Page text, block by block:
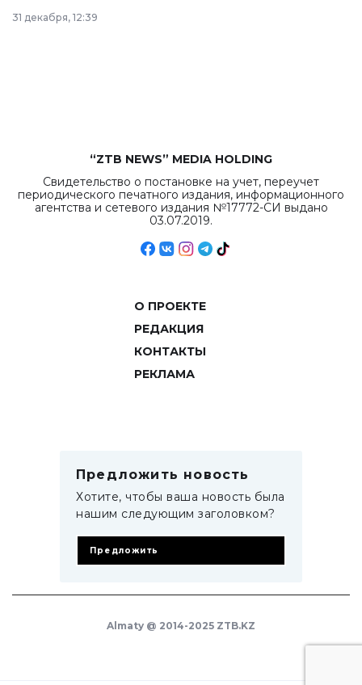
в Астане из
республиканского
31 декабря, 12:39
“ZTB NEWS” MEDIA HOLDING
Свидетельство о постановке на учет, переучет
периодического печатного издания, информационного
агентства и сетевого издания №17772-СИ выдано
03.07.2019.
О ПРОЕКТЕ
РЕДАКЦИЯ
КОНТАКТЫ
РЕКЛАМА
Предложить новость
Хотите, чтобы ваша новость была
нашим следующим заголовком?
Предложить
Almaty @ 2014-2025 ZTB.KZ